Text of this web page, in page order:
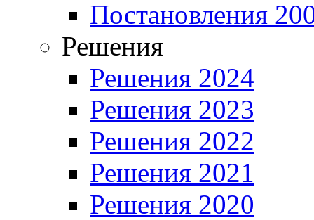
Постановления
Решения
Решения 2024
Решения 2023
Решения 2022
Решения 2021
Решения 2020